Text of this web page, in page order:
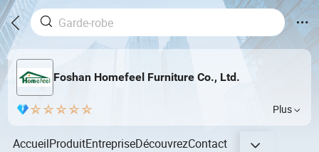
Foshan Homefeel Furniture Co., Ltd.
Plus
AccueilProduitEntrepriseDécouvrezContact